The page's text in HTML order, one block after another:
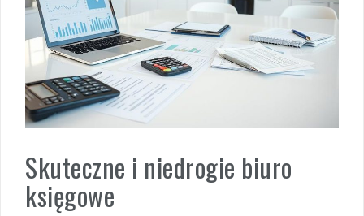
Skuteczne i niedrogie biuro
księgowe